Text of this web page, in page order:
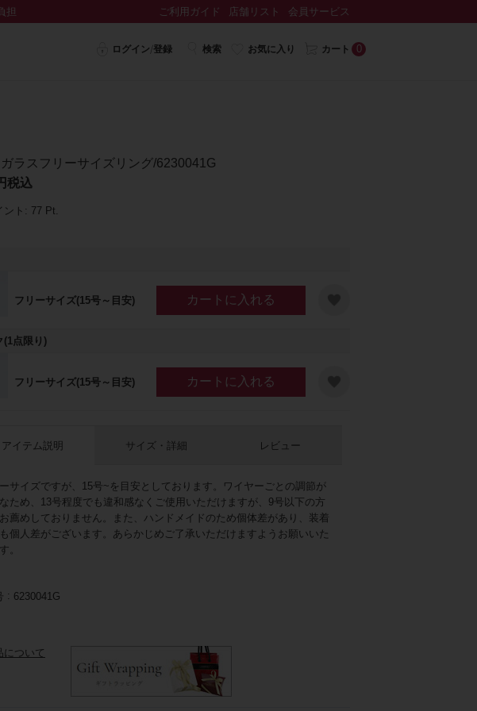
担 ご利用ガイド 店舗リスト 会員サービス
ログイン/登録 検索 お気に入り カート 0
ラスフリーサイズリング/6230041G
税込
ント: 77 Pt.
フリーサイズ(15号～目安) カートに入れる
(1点限り)
フリーサイズ(15号～目安) カートに入れる
アイテム説明
ーサイズですが、15号~を目安としております。ワイヤーごとの調節が
ため、13号程度でも違和感なくご使用いただけますが、9号以下の方
薦めしておりません。また、ハンドメイドのため個体差があり、装着
個人差がございます。あらかじめご了承いただけますようお願いいた
。
サイズ・詳細 レビュー
6230041G
について